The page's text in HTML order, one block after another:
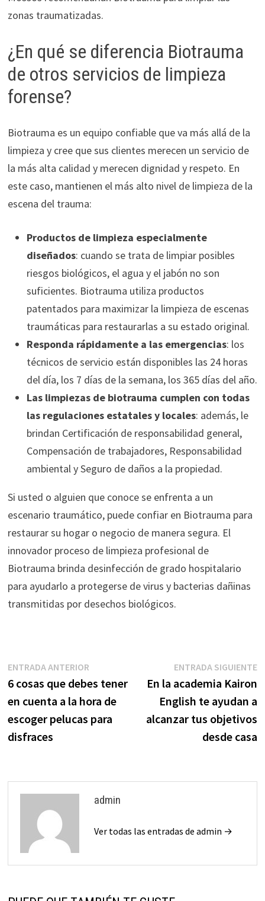
zonas traumatizadas.
¿En qué se diferencia Biotrauma
de otros servicios de limpieza
forense?
Biotrauma es un equipo confiable que va más allá de la
limpieza y cree que sus clientes merecen un servicio de
la más alta calidad y merecen dignidad y respeto. En
este caso, mantienen el más alto nivel de limpieza de la
escena del trauma:
Productos de limpieza especialmente
diseñados: cuando se trata de limpiar posibles
riesgos biológicos, el agua y el jabón no son
suficientes. Biotrauma utiliza productos
patentados para maximizar la limpieza de escenas
traumáticas para restaurarlas a su estado original.
Responda rápidamente a las emergencias: los
técnicos de servicio están disponibles las 24 horas
del día, los 7 días de la semana, los 365 días del año.
Las limpiezas de biotrauma cumplen con todas
las regulaciones estatales y locales: además, le
brindan Certificación de responsabilidad general,
Compensación de trabajadores, Responsabilidad
ambiental y Seguro de daños a la propiedad.
Si usted o alguien que conoce se enfrenta a un
escenario traumático, puede confiar en Biotrauma para
restaurar su hogar o negocio de manera segura. El
innovador proceso de limpieza profesional de
Biotrauma brinda desinfección de grado hospitalario
para ayudarlo a protegerse de virus y bacterias dañinas
transmitidas por desechos biológicos.
Navegación
de
entradas
ENTRADA ANTERIOREntrada
anterior:
6 cosas que debes tener
en cuenta a la hora de
escoger pelucas para
disfraces
ENTRADA SIGUIENTE
En la academia Kairon
English te ayudan a
alcanzar tus objetivos
desde casa
admin
Ver todas las entradas de admin →